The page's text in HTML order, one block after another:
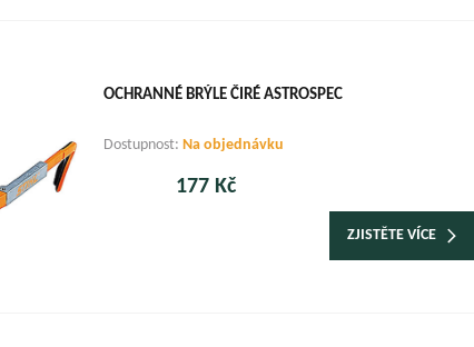
OCHRANNÉ BRÝLE ČIRÉ ASTROSPEC
Dostupnost: Na objednávku
177 Kč
ZJISTĚTE VÍCE